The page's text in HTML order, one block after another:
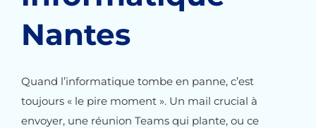
Nantes
Quand l’informatique tombe en panne, c’est
toujours « le pire moment ». Un mail crucial à
envoyer, une réunion Teams qui plante, ou ce